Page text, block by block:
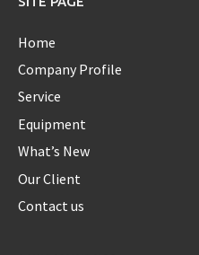
Home
Company Profile
Service
Equipment
What’s New
Our Client
Contact us